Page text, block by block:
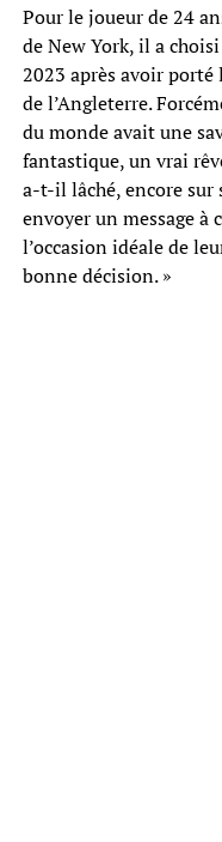
Pour le joueur de 24
de New York, il a
2023 après avoir porté
de l’Angleterre.
du monde avait une
fantastique, un vrai
a-t-il lâché, encore sur
envoyer un message à
l’occasion idéale de
bonne décision. »